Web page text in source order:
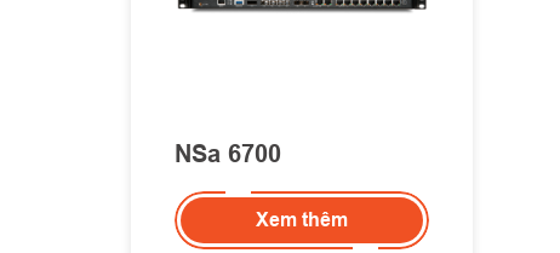
NSa 6700
Xem thêm